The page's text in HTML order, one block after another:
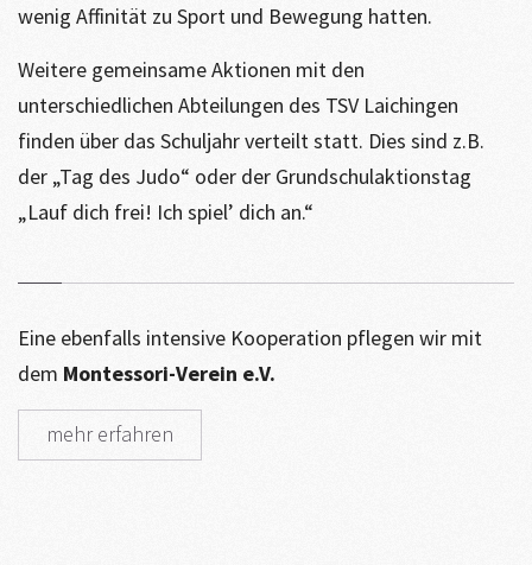
wenig Affinität zu Sport und Bewegung hatten.
Weitere gemeinsame Aktionen mit den
unterschiedlichen Abteilungen des TSV Laichingen
finden über das Schuljahr verteilt statt. Dies sind z.B.
der „Tag des Judo“ oder der Grundschulaktionstag
„Lauf dich frei! Ich spiel’ dich an.“
Eine ebenfalls intensive Kooperation pflegen wir mit
dem Montessori-Verein e.V.
mehr erfahren